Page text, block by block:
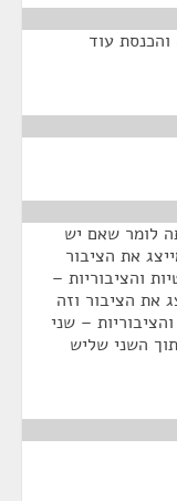
עוד
לומר שאם יש
את הציבור
והציבוריות –
את הציבור וזה
– שני
השני שליש